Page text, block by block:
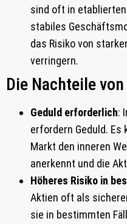
sind oft in
stabiles
das Risiko von
verringern.
Die Nachteile
Geduld erforderlich:
erfordern Geduld. Es
Markt den inneren
anerkennt und die
Höheres Risiko in
Aktien oft als
sie in bestimmten